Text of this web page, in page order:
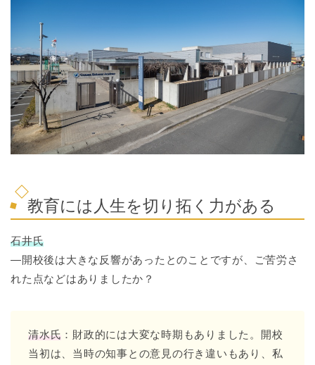
教育には人生を切り拓く力がある
石井氏
―開校後は大きな反響があったとのことですが、ご苦労さ
れた点などはありましたか？
清水氏 ：財政的には大変な時期もありました。開校
当初は、当時の知事との意見の行き違いもあり、私